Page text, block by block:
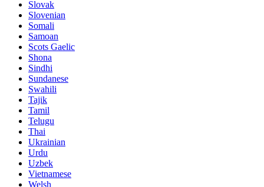
Slovak
Slovenian
Somali
Samoan
Scots Gaelic
Shona
Sindhi
Sundanese
Swahili
Tajik
Tamil
Telugu
Thai
Ukrainian
Urdu
Uzbek
Vietnamese
Welsh